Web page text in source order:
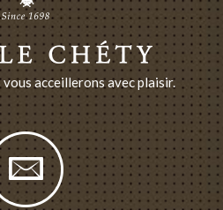
vous acceillerons avec plaisir.